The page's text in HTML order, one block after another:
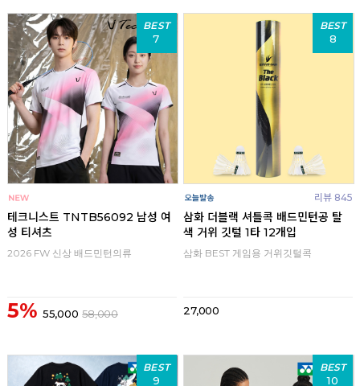
BEST
7
테크니스트 TNTB56092 남성 여
성 티셔츠
2026 FW 신상 배드민턴의류
5% 55,000 58,000
BEST
8
리뷰 845
삼화 더블랙 셔틀콕 배드민턴공 탈
색 거위 깃털 1타 12개입
삼화 BEST 게임용 거위깃털콕
27,000
BEST
9
BEST
10